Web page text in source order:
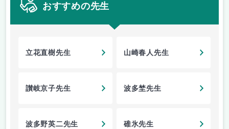
おすすめの先生
立花直樹先生 山崎春人先生
讃岐京子先生 波多埜先生
波多野英二先生 碓氷先生